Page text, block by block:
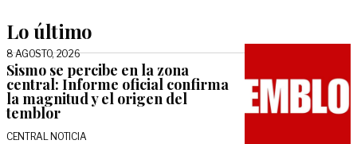
Lo último
8 AGOSTO, 2026
Sismo se percibe en la zona
central: Informe oficial confirma
la magnitud y el origen del
temblor
CENTRAL NOTICIA